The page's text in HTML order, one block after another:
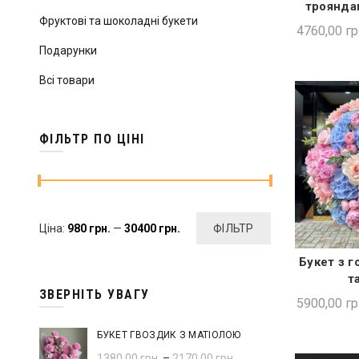
4760,00
Букет з
5900,00
Фруктові та шоколадні букети
Подарунки
Всі товари
ФІЛЬТР ПО ЦІНІ
Мінімальна
Найбільша ФІЛЬТР
Ціна: 980 грн. — 30400 грн.
ЗВЕРНІТЬ УВАГУ
БУКЕТ ГВОЗДИК З МАТІОЛОЮ